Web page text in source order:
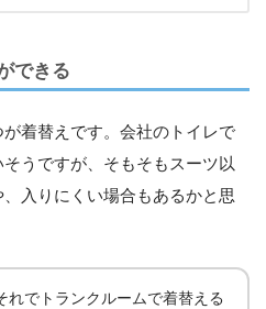
できる
着替えです。会社のトイレで
うですが、そもそもスーツ以
入りにくい場合もあるかと思
れでトランクルームで着替える